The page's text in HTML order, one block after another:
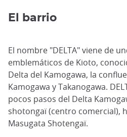
El barrio
El nombre "DELTA" viene de
emblemáticos de Kioto,
Delta del Kamogawa, la
Kamogawa y Takanogawa.
pocos pasos del Delta
shotongaï (centro comercial),
Masugata Shotengaï.